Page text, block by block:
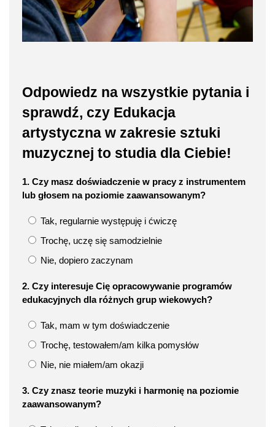
Odpowiedz na wszystkie pytania i
sprawdź, czy Edukacja
artystyczna w zakresie sztuki
muzycznej to studia dla Ciebie!
1. Czy masz doświadczenie w pracy z instrumentem
lub głosem na poziomie zaawansowanym?
Tak, regularnie występuję i ćwiczę
Trochę, uczę się samodzielnie
Nie, dopiero zaczynam
2. Czy interesuje Cię opracowywanie programów
edukacyjnych dla różnych grup wiekowych?
Tak, mam w tym doświadczenie
Trochę, testowałem/am kilka pomysłów
Nie, nie miałem/am okazji
3. Czy znasz teorie muzyki i harmonię na poziomie
zaawansowanym?